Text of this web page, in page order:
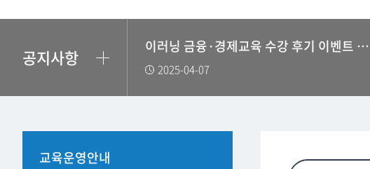
공지사항 이러닝 금융·경제교육 수강 후기 이벤트 안내
2025-04-07
교육운영안내